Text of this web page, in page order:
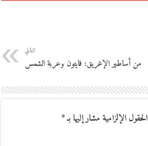
التالي
من أساطير الإغريق: فايتون وعربة الشمس
الحقول الإلزامية مشار إليها بـ*